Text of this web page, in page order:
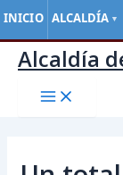
INICIO ALCALDÍA ▼
Alcaldía